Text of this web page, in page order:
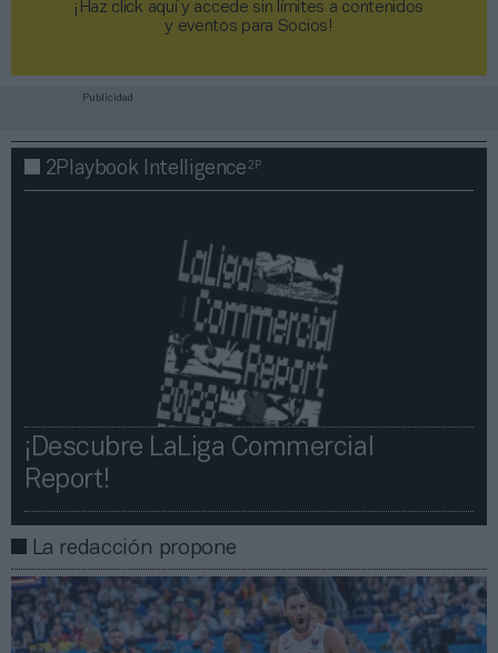
¡Haz click aquí y accede sin límites a contenidos
y eventos para Socios!​​​​​​​
Publicidad
2Playbook Intelligence2P
¡Descubre LaLiga Commercial
Report!​​
La redacción propone